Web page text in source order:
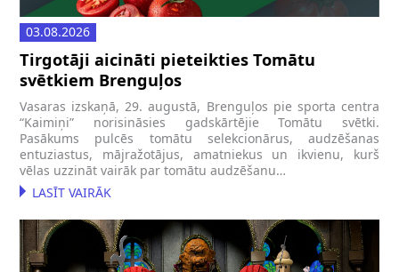
03.08.2026
Tirgotāji aicināti pieteikties Tomātu
svētkiem Brenguļos
Vasaras izskaņā, 29. augustā, Brenguļos pie sporta centra
“Kaimiņi” norisināsies gadskārtējie Tomātu svētki.
Pasākums pulcēs tomātu selekcionārus, audzēšanas
entuziastus, mājražotājus, amatniekus un ikvienu, kurš
vēlas uzzināt vairāk par tomātu audzēšanu…
LASĪT VAIRĀK